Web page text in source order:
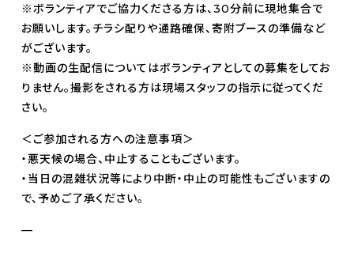
※ボランティアでご協力くださる方は、30分前に現地集合で
お願いします。チラシ配りや通路確保、寄附ブースの準備など
がございます。
※動画の生配信についてはボランティアとしての募集をしてお
りません。撮影をされる方は現場スタッフの指示に従ってくだ
さい。
＜ご参加される方への注意事項＞
・悪天候の場合、中止することもございます。
・当日の混雑状況等により中断・中止の可能性もございますの
で、予めご了承ください。
—